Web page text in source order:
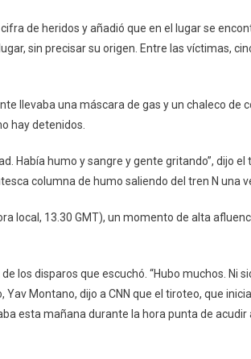
Al
Menos
de heridos y añadió que en el lugar se
sin precisar su origen. Entre las víctimas,
llevaba una máscara de gas y un chaleco de
hay detenidos.
Había humo y sangre y gente gritando”, dijo
columna de humo saliendo del tren N una
local, 13.30 GMT), un momento de alta
los disparos que escuchó. “Hubo muchos. Ni
Montano, dijo a CNN que el tiroteo, que
esta mañana durante la hora punta de